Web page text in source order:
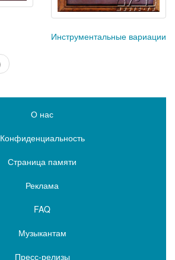
Инструментальные вариации
О нас
Конфиденциальность
Страница памяти
Реклама
FAQ
Музыкантам
Пресс-релизы